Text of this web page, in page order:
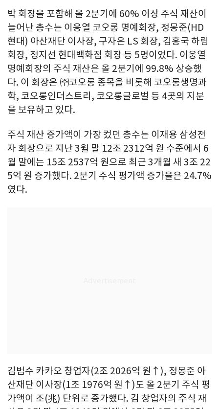
박 회장을 포함해 올 2분기에 60% 이상 주식 재산이
늘어난 총수는 이웅열 코오롱 명예회장, 정몽준(HD
현대) 아산재단 이사장, 구자은 LS 회장, 김홍국 하림
회장, 정지선 현대백화점 회장 등 5명이었다. 이웅열
명예회장의 주식 재산은 올 2분기에 99.8% 상승했
다. 이 회장은 ㈜코오롱 종목을 비롯해 코오롱생명과
학, 코오롱인더스트리, 코오롱글로벌 등 4곳의 지분
을 보유하고 있다.
주식 재산 증가액이 가장 컸던 총수는 이재용 삼성전
자 회장으로 지난 3월 말 12조 2312억 원 수준에서 6
월 말에는 15조 2537억 원으로 최근 3개월 새 3조 22
5억 원 증가했다. 2분기 주식 평가액 증가율은 24.7%
였다.
김범수 카카오 창업자(2조 2026억 원↑), 정몽준 아
산재단 이사장(1조 1976억 원↑)도 올 2분기 주식 평
가액이 조(兆) 단위로 증가했다. 김 창업자의 주식 재